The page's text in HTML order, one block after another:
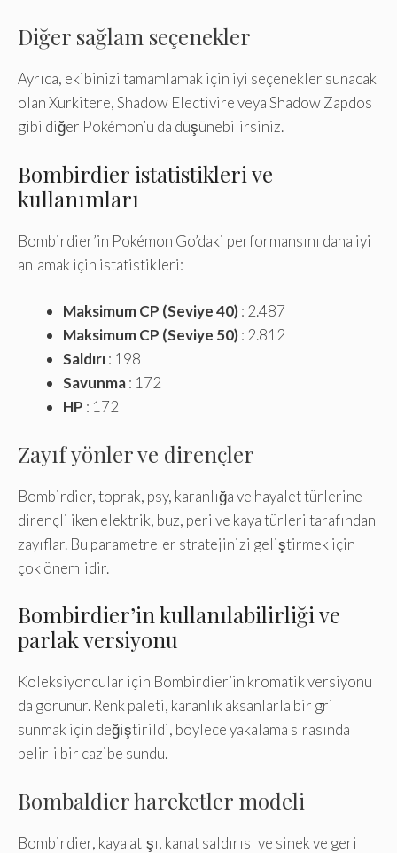
Diğer sağlam seçenekler
Ayrıca, ekibinizi tamamlamak için iyi seçenekler sunacak
olan Xurkitere, Shadow Electivire veya Shadow Zapdos
gibi diğer Pokémon’u da düşünebilirsiniz.
Bombirdier istatistikleri ve
kullanımları
Bombirdier’in Pokémon Go’daki performansını daha iyi
anlamak için istatistikleri:
Maksimum CP (Seviye 40): 2.487
Maksimum CP (Seviye 50): 2.812
Saldırı: 198
Savunma: 172
HP : 172
Zayıf yönler ve dirençler
Bombirdier, toprak, psy, karanlığa ve hayalet türlerine
dirençli iken elektrik, buz, peri ve kaya türleri tarafından
zayıflar. Bu parametreler stratejinizi geliştirmek için
çok önemlidir.
Bombirdier’in kullanılabilirliği ve
parlak versiyonu
Koleksiyoncular için Bombirdier’in kromatik versiyonu
da görünür. Renk paleti, karanlık aksanlarla bir gri
sunmak için değiştirildi, böylece yakalama sırasında
belirli bir cazibe sundu.
Bombaldier hareketler modeli
Bombirdier, kaya atışı, kanat saldırısı ve sinek ve geri